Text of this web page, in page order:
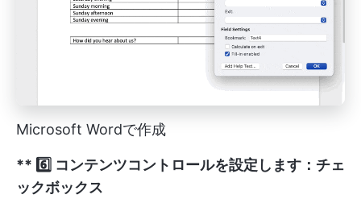
Microsoft Wordで作成
** 6️⃣ コンテンツコントロールを設定します：チェ
ックボックス